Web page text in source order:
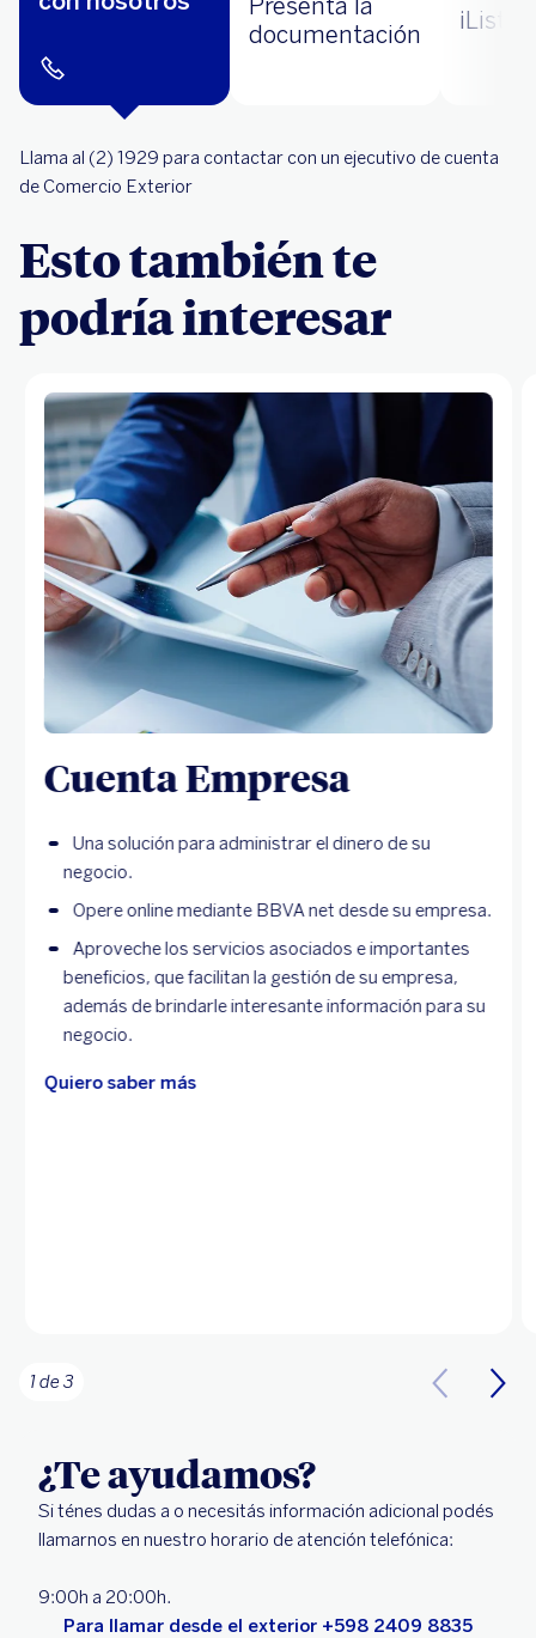
Presenta la
documentación
¡Listo!
Llama al (2) 1929 para contactar con un ejecutivo de cuenta
de Comercio Exterior
Esto también te
podría interesar
Cuenta Empresa
Una solución para administrar el dinero de su
negocio.
Opere online mediante BBVA net desde su empresa.
Aproveche los servicios asociados e importantes
beneficios, que facilitan la gestión de su empresa,
además de brindarle interesante información para su
negocio.
Quiero saber más
1 de 3
¿Te ayudamos?
Si ténes dudas a o necesitás información adicional podés
llamarnos en nuestro horario de atención telefónica:
9:00h a 20:00h.
Para llamar desde el exterior +598 2409 8835